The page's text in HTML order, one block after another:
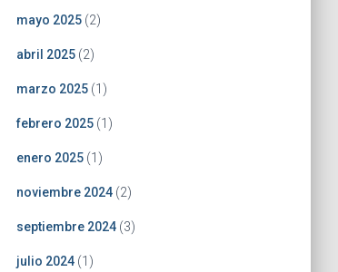
mayo 2025(2)
abril 2025(2)
marzo 2025(1)
febrero 2025(1)
enero 2025(1)
noviembre 2024(2)
septiembre 2024(3)
julio 2024(1)